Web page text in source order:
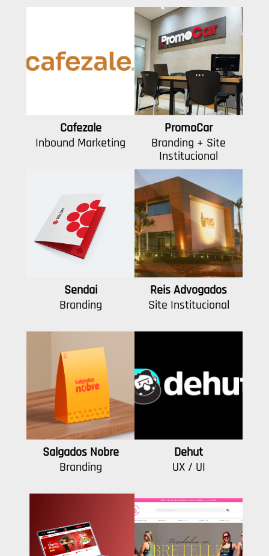
Cafezale
Inbound Marketing
PromoCar
Branding + Site
Institucional
Sendai
Branding
Reis Advogados
Site Institucional
Salgados Nobre
Branding
Dehut
UX / UI